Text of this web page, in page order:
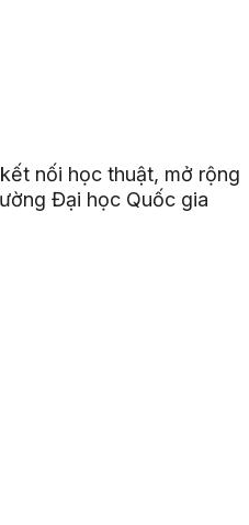
nối học thuật, mở rộng
Đại học Quốc gia